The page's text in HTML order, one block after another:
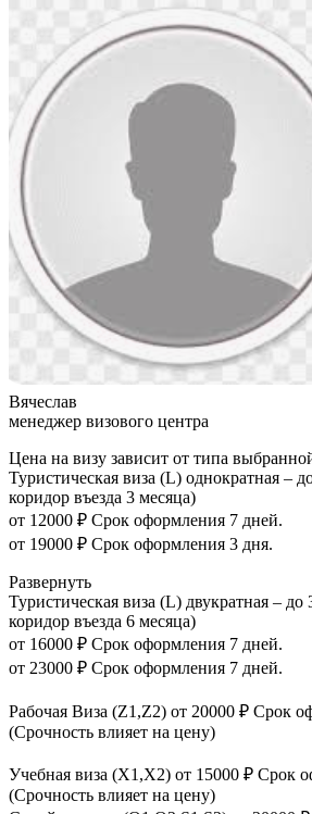
Вячеслав
менеджер визового центра
Цена на визу зависит от типа
Туристическая виза (L) однократная –
коридор въезда 3 месяца)
от 12000 ₽ Срок оформления 7 дней.
от 19000 ₽ Срок оформления 3 дня.
Развернуть
Туристическая виза (L) двукратная –
коридор въезда 6 месяца)
от 16000 ₽ Срок оформления 7 дней.
от 23000 ₽ Срок оформления 7 дней.
Рабочая Виза (Z1,Z2) от 20000 ₽ Срок
(Срочность влияет на цену)
Учебная виза (Х1,Х2) от 15000 ₽ Срок
(Срочность влияет на цену)